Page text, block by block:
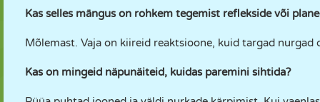
Kas selles mängus on rohkem tegemist reflekside või
Mõlemast. Vaja on kiireid reaktsioone, kuid targad
Kas on mingeid näpunäiteid, kuidas paremini sihtida?